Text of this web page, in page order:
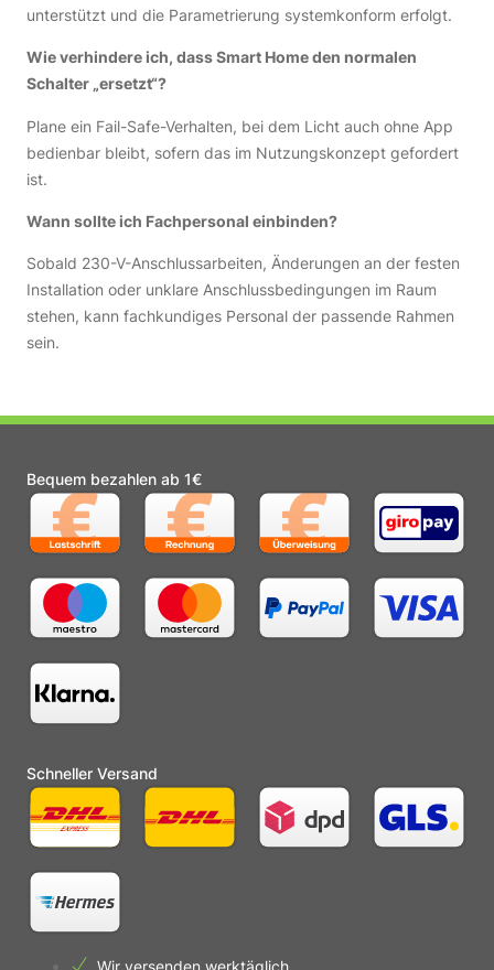
unterstützt und die Parametrierung systemkonform erfolgt.
Wie verhindere ich, dass Smart Home den normalen
Schalter „ersetzt“?
Plane ein Fail-Safe-Verhalten, bei dem Licht auch ohne App
bedienbar bleibt, sofern das im Nutzungskonzept gefordert
ist.
Wann sollte ich Fachpersonal einbinden?
Sobald 230-V-Anschlussarbeiten, Änderungen an der festen
Installation oder unklare Anschlussbedingungen im Raum
stehen, kann fachkundiges Personal der passende Rahmen
sein.
Bequem bezahlen ab 1€
Schneller Versand
Wir versenden werktäglich